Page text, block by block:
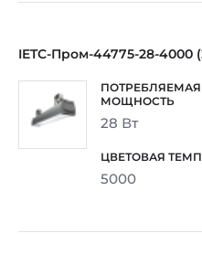
IETC-Пром-44775-28-4000
28 Вт
5000